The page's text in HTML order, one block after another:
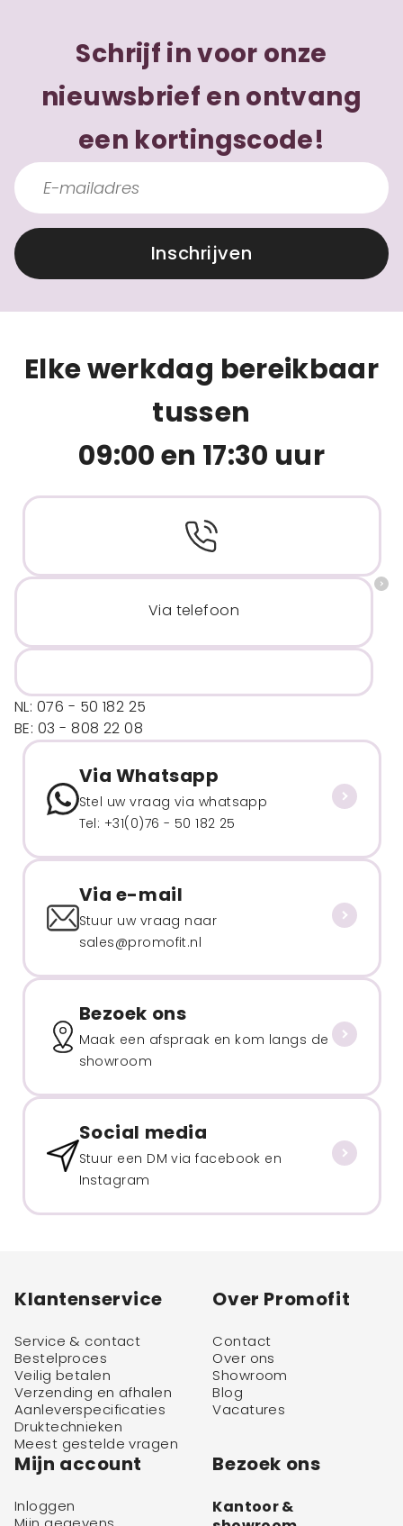
Schrijf in voor onze
nieuwsbrief en ontvang
een kortingscode!
Inschrijven
Elke werkdag bereikbaar
tussen
09:00 en 17:30 uur
Via telefoon
NL: 076 - 50 182 25
BE: 03 - 808 22 08
Via Whatsapp
Stel uw vraag via whatsapp
Tel: +31(0)76 - 50 182 25
Via e-mail
Stuur uw vraag naar
sales@promofit.nl
Bezoek ons
Maak een afspraak en kom langs de
showroom
Social media
Stuur een DM via facebook en
Instagram
Klantenservice
Service & contact
Bestelproces
Veilig betalen
Verzending en afhalen
Aanleverspecificaties
Druktechnieken
Meest gestelde vragen
Over Promofit
Contact
Over ons
Showroom
Blog
Vacatures
Mijn account
Inloggen
Bezoek ons
Kantoor &